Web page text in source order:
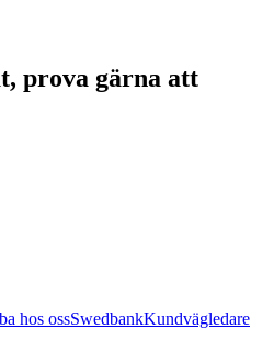
prova gärna att
hos ossSwedbankKundvägledare